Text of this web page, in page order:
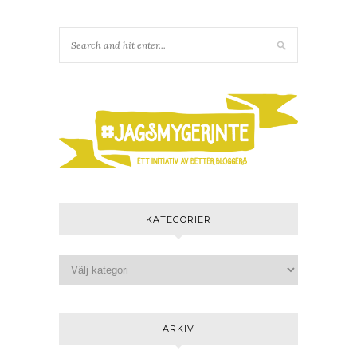
KATEGORIER
ARKIV